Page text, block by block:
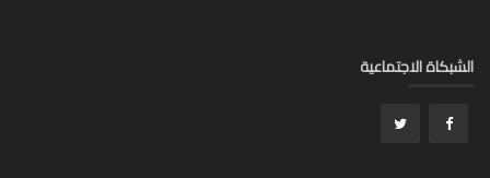
الاجتماعية